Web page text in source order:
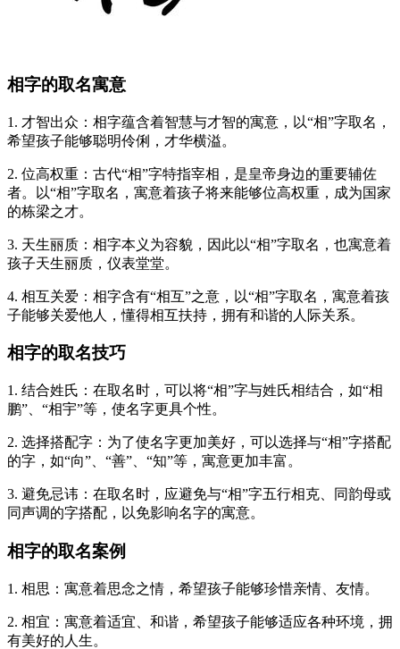
相字的取名寓意
1. 才智出众：相字蕴含着智慧与才智的寓意，以“相”字取名，
希望孩子能够聪明伶俐，才华横溢。
2. 位高权重：古代“相”字特指宰相，是皇帝身边的重要辅佐
者。以“相”字取名，寓意着孩子将来能够位高权重，成为国家
的栋梁之才。
3. 天生丽质：相字本义为容貌，因此以“相”字取名，也寓意着
孩子天生丽质，仪表堂堂。
4. 相互关爱：相字含有“相互”之意，以“相”字取名，寓意着孩
子能够关爱他人，懂得相互扶持，拥有和谐的人际关系。
相字的取名技巧
1. 结合姓氏：在取名时，可以将“相”字与姓氏相结合，如“相
鹏”、“相宇”等，使名字更具个性。
2. 选择搭配字：为了使名字更加美好，可以选择与“相”字搭配
的字，如“向”、“善”、“知”等，寓意更加丰富。
3. 避免忌讳：在取名时，应避免与“相”字五行相克、同韵母或
同声调的字搭配，以免影响名字的寓意。
相字的取名案例
1. 相思：寓意着思念之情，希望孩子能够珍惜亲情、友情。
2. 相宜：寓意着适宜、和谐，希望孩子能够适应各种环境，拥
有美好的人生。